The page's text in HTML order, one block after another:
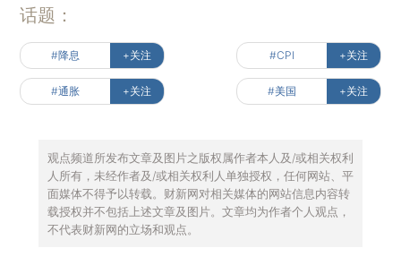
话题：
#降息 +关注 #CPI +关注
#通胀 +关注 #美国 +关注
观点频道所发布文章及图片之版权属作者本人及/或相关权利
人所有，未经作者及/或相关权利人单独授权，任何网站、平
面媒体不得予以转载。财新网对相关媒体的网站信息内容转
载授权并不包括上述文章及图片。文章均为作者个人观点，
不代表财新网的立场和观点。